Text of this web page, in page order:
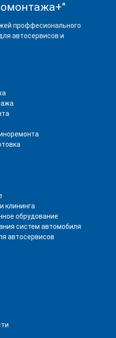
проффесионального
автосервисов и
клининга
обрудование
систем автомобиля
автосервисов